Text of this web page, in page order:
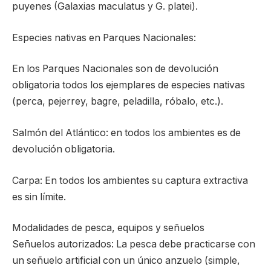
puyenes (Galaxias maculatus y G. platei).
Especies nativas en Parques Nacionales:
En los Parques Nacionales son de devolución
obligatoria todos los ejemplares de especies nativas
(perca, pejerrey, bagre, peladilla, róbalo, etc.).
Salmón del Atlántico: en todos los ambientes es de
devolución obligatoria.
Carpa: En todos los ambientes su captura extractiva
es sin límite.
Modalidades de pesca, equipos y señuelos
Señuelos autorizados: La pesca debe practicarse con
un señuelo artificial con un único anzuelo (simple,